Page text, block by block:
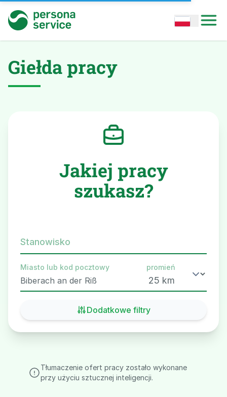
persona service Open options
Giełda pracy
Jakiej pracy
szukasz?
Stanowisko
Miasto lub kod pocztowy promień
Dodatkowe filtry
Tłumaczenie ofert pracy zostało wykonane
przy użyciu sztucznej inteligencji.